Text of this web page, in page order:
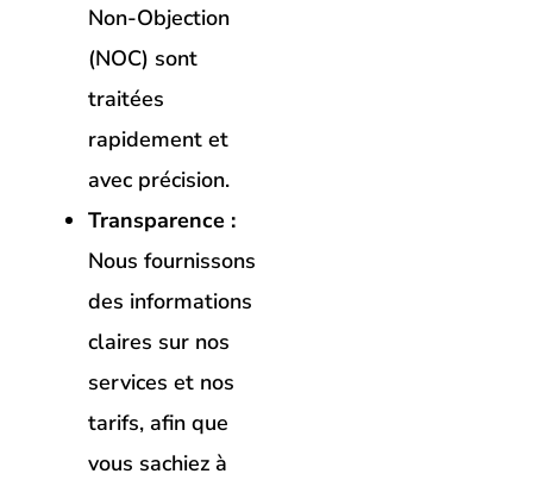
Non-Objection
(NOC) sont
traitées
rapidement et
avec précision.
Transparence :
Nous fournissons
des informations
claires sur nos
services et nos
tarifs, afin que
vous sachiez à